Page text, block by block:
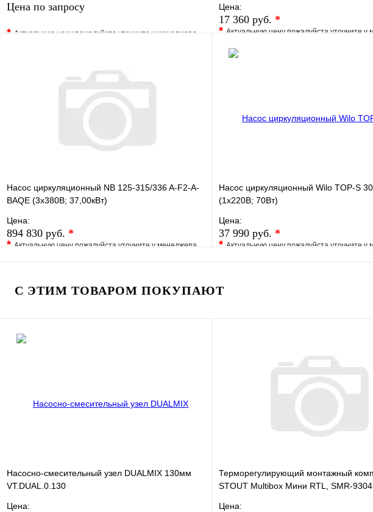
Цена по запросу
*Актуальную цену пожалуйста уточните у менеджера
Запросить цену
Цена:
17 360 руб. *
*Актуальную цену пожалуйста уточните у
В избранное
Насос циркуляционный NB 125-315/336 A-F2-A-
BAQE (3х380В; 37,00кВт)
Цена:
894 830 руб. *
*Актуальную цену пожалуйста уточните у менеджера
В избранное Сравнение
В корзину
Насос циркуляционный Wilo TOP-S
(1х220В; 70Вт)
Цена:
37 990 руб. *
*Актуальную цену пожалуйста уточните у
В избранное
В
С ЭТИМ ТОВАРОМ ПОКУПАЮТ
Насосно-смесительный узел DUALMIX 130мм
VT.DUAL.0.130
Цена:
Терморегулирующий монтажный
STOUT Multibox Мини RTL, SMR-
Цена: